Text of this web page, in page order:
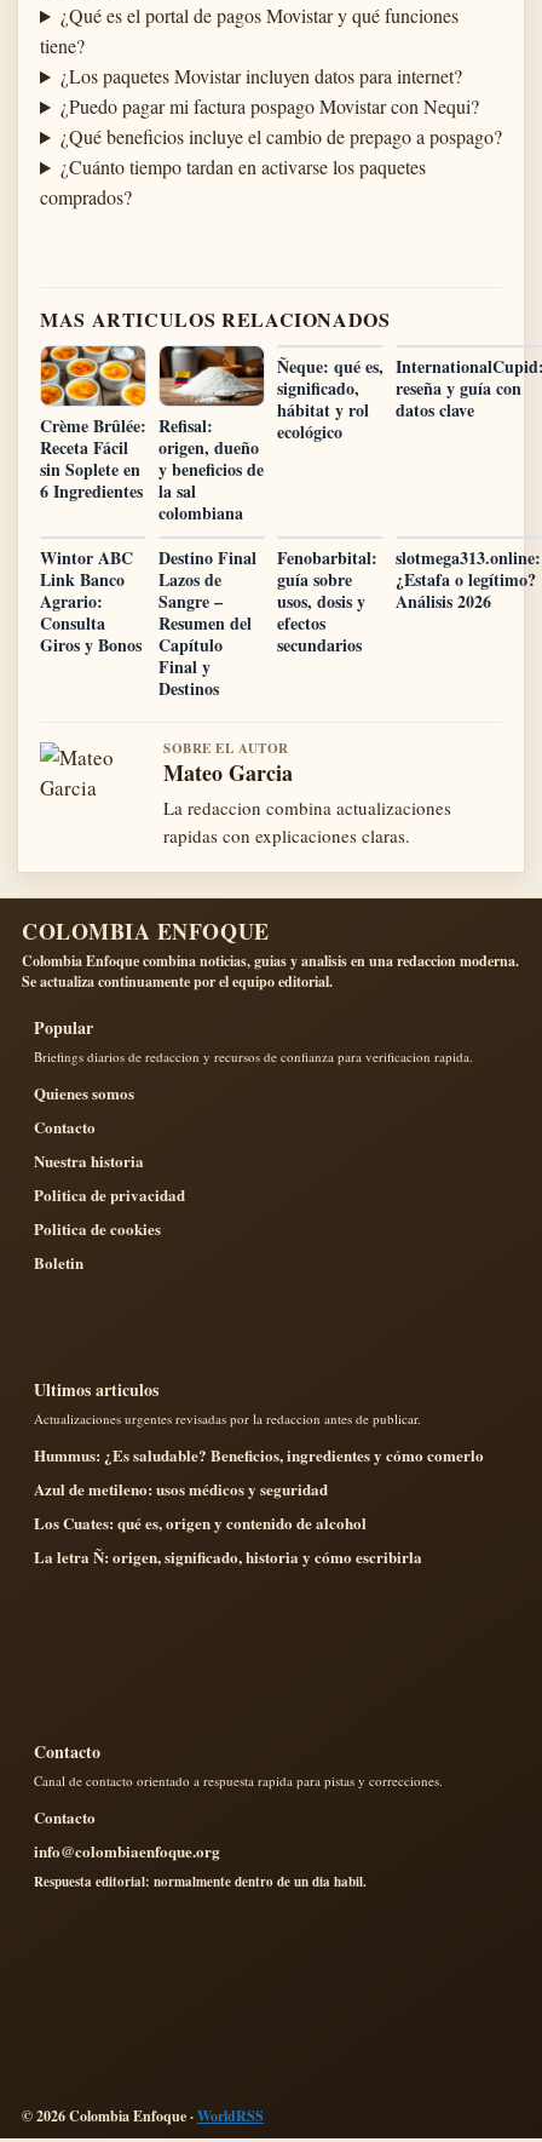
¿Qué es el portal de pagos Movistar y qué funciones
tiene?
¿Los paquetes Movistar incluyen datos para internet?
¿Puedo pagar mi factura pospago Movistar con Nequi?
¿Qué beneficios incluye el cambio de prepago a pospago?
¿Cuánto tiempo tardan en activarse los paquetes
comprados?
MAS ARTICULOS RELACIONADOS
Crème Brûlée:
Receta Fácil
sin Soplete en
6 Ingredientes
Refisal:
origen, dueño
y beneficios de
la sal
colombiana
Ñeque: qué es,
significado,
hábitat y rol
ecológico
reseña y guía con
datos clave
Wintor ABC
Link Banco
Agrario:
Consulta
Giros y Bonos
Destino Final
Lazos de
Sangre –
Resumen del
Capítulo
Final y
Destinos
Fenobarbital:
guía sobre
usos, dosis y
efectos
secundarios
slotmega313.online:
¿Estafa o legítimo?
Análisis 2026
SOBRE EL AUTOR
Mateo Garcia
La redaccion combina actualizaciones
rapidas con explicaciones claras.
COLOMBIA ENFOQUE
Colombia Enfoque combina noticias, guias y analisis en una redaccion moderna.
Se actualiza continuamente por el equipo editorial.
Popular
Briefings diarios de redaccion y recursos de confianza para verificacion rapida.
Quienes somos
Contacto
Nuestra historia
Politica de privacidad
Politica de cookies
Boletin
Ultimos articulos
Actualizaciones urgentes revisadas por la redaccion antes de publicar.
Hummus: ¿Es saludable? Beneficios, ingredientes y cómo comerlo
Azul de metileno: usos médicos y seguridad
Los Cuates: qué es, origen y contenido de alcohol
La letra Ñ: origen, significado, historia y cómo escribirla
Contacto
Canal de contacto orientado a respuesta rapida para pistas y correcciones.
Contacto
info@colombiaenfoque.org
Respuesta editorial: normalmente dentro de un dia habil.
© 2026 Colombia Enfoque ·WorldRSS